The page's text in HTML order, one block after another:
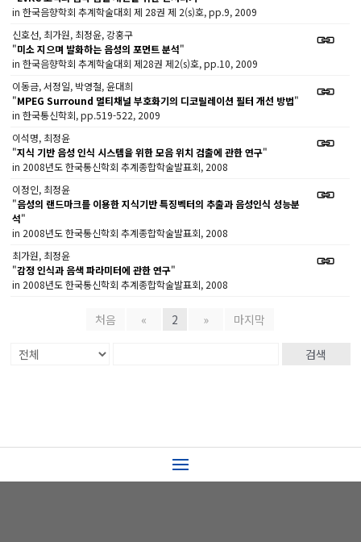
in 한국음향학회 추계학술대회 제 28권 제 2(s)호, pp.9, 2009
신호선, 최가원, 최정윤, 강홍구
"미소 지으며 발화하는 음성의 포먼트 분석"
in 한국음향학회 추계학술대회 제28권 제2(s)호, pp.10, 2009
이동금, 서정일, 박영철, 윤대희
"MPEG Surround 멀티채널 부호화기의 디코릴레이션 필터 개선 방법"
in 한국통신학회, pp.519-522, 2009
이석명, 최정윤
"지식 기반 음성 인식 시스템을 위한 모음 위치 검출에 관한 연구"
in 2008년도 한국통신학회 추계종합학술발표회, 2008
이정인, 최정윤
"음성의 랜드마크를 이용한 지식기반 특징벡터의 추출과 음성인식 성능분
석"
in 2008년도 한국통신학회 추계종합학술발표회, 2008
최가원, 최정윤
"감정 인식과 음색 파라미터에 관한 연구"
in 2008년도 한국통신학회 추계종합학술발표회, 2008
처음 « 2 » 마지막
검색